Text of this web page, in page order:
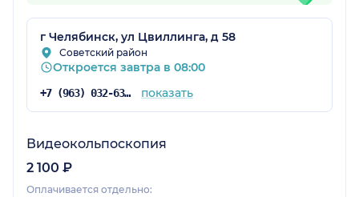
г Челябинск, ул Цвиллинга, д 58
Советский район
Откроется завтра в 08:00
+7 (963) 032-63-92 показать
Видеокольпоскопия
2 100 ₽
Оплачивается отдельно: